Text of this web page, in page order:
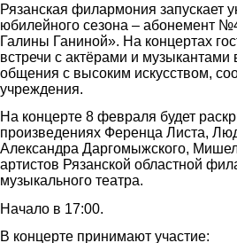
Рязанская филармония запускает
юбилейного сезона – абонемент
Галины Ганиной». На концертах
встречи с актёрами и
общения с высоким искусством,
учреждения.
На концерте 8 февраля будет
произведениях Ференца Листа,
Александра Даргомыжского,
артистов Рязанской областной
музыкального театра.
Начало в 17:00.
В концерте принимают участие: